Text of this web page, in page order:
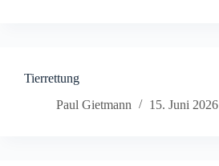
Tierrettung
Paul Gietmann
15. Juni 2026